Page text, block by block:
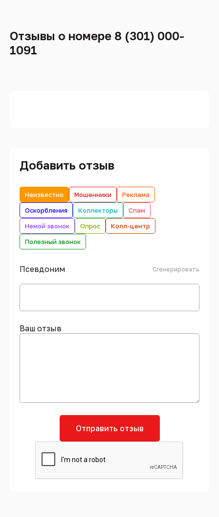
Отзывы о номере 8 (301) 000-
1091
Добавить отзыв
Неизвестно Мошенники
Реклама
Оскорбления
Коллекторы
Спам
Немой звонок
Опрос
Колл-центр
Полезный звонок
Псевдоним Сгенерировать
Ваш отзыв
Отправить отзыв